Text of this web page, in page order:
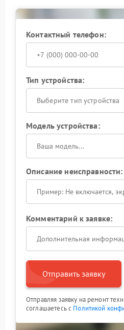
подключенную нагрузку и
разумно обратиться к
раньше: это позволит
оборудования и избежать
неисправностей в
Контактный телефон:
Тип устройства:
Выберите тип устройства
Модель устройства:
Описание неисправности:
Комментарий к заявке:
Отправить заявку
Отправляя заявку на ремонт
соглашаетесь с Политикой